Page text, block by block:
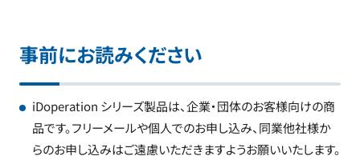
事前にお読みください
iDoperation シリーズ製品は、企業・団体のお客様向けの商
品です。フリーメールや個人でのお申し込み、同業他社様か
らのお申し込みはご遠慮いただきますようお願いいたします。